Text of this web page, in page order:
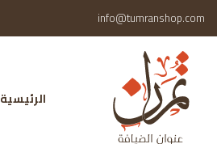
info@tumranshop.com
الرئيسية